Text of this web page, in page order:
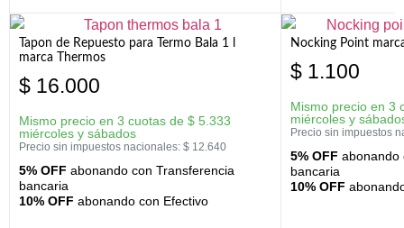
Tapon de Repuesto para Termo Bala 1 l
marca Thermos
$ 16.000
Mismo precio en 3 cuotas de $ 5.333
miércoles y sábados
Precio sin impuestos nacionales: $ 12.640
5% OFF abonando con Transferencia
bancaria
10% OFF abonando con Efectivo
Nocking Point
$ 1.100
Mismo precio en 3
miércoles y
Precio sin impuestos
5% OFF abonando
bancaria
10% OFF